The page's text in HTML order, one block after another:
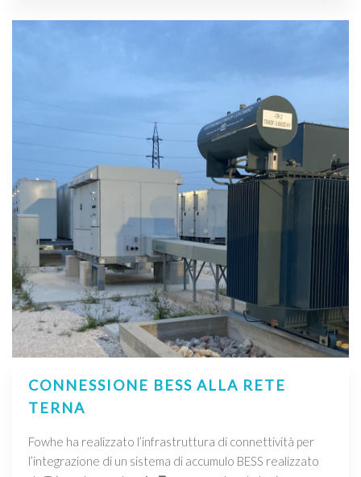
CONNESSIONE BESS ALLA RETE
TERNA
Fowhe ha realizzato l’infrastruttura di connettività per
l’integrazione di un sistema di accumulo BESS realizzato